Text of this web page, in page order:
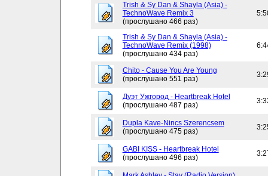
Trish & Sy Dan & Shayla (Asia) -
TechnoWave Remix 3
(прослушано 466 раз)
Trish & Sy Dan & Shayla (Asia) -
TechnoWave Remix (1998)
(прослушано 434 раз)
Chito - Cause You Are Young
(прослушано 551 раз)
Дуэт Ужгород - Heartbreak Hotel
(прослушано 487 раз)
Dupla Kave-Nincs Szerencsem
(прослушано 475 раз)
GABI KISS - Heartbreak Hotel
(прослушано 496 раз)